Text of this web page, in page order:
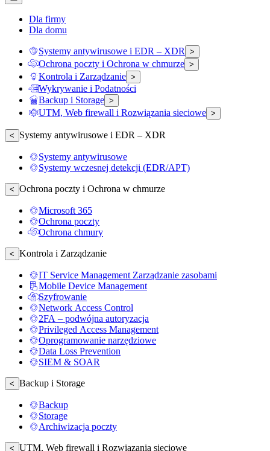
Dla firmy
Dla domu
Systemy antywirusowe i EDR – XDR >
Ochrona poczty i Ochrona w chmurze >
Kontrola i Zarządzanie >
Wykrywanie i Podatności
Backup i Storage >
UTM, Web firewall i Rozwiązania sieciowe >
< Systemy antywirusowe i EDR – XDR
Systemy antywirusowe
Systemy wczesnej detekcji (EDR/APT)
< Ochrona poczty i Ochrona w chmurze
Microsoft 365
Ochrona poczty
Ochrona chmury
< Kontrola i Zarządzanie
IT Service Management Zarządzanie zasobami
Mobile Device Management
Szyfrowanie
Network Access Control
2FA – podwójna autoryzacja
Privileged Access Management
Oprogramowanie narzędziowe
Data Loss Prevention
SIEM & SOAR
< Backup i Storage
Backup
Storage
Archiwizacja poczty
< UTM, Web firewall i Rozwiązania sieciowe